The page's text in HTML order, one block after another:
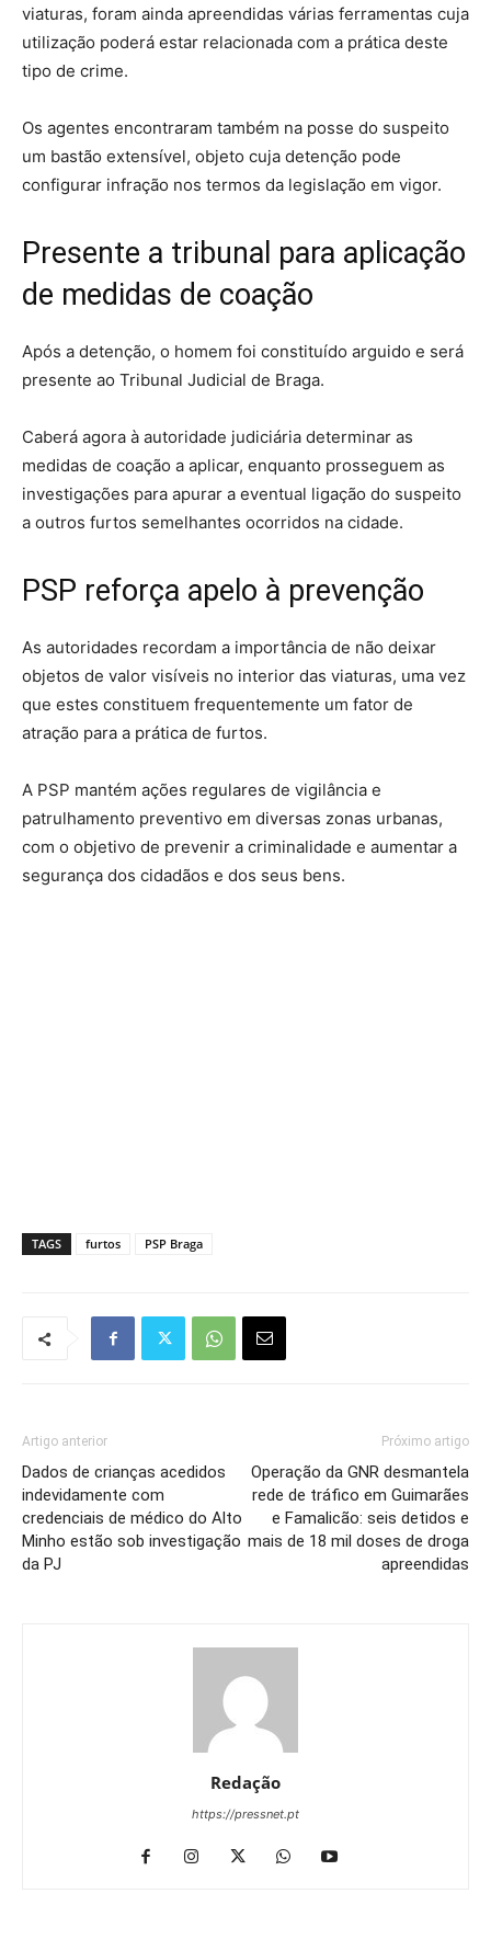
viaturas, foram ainda apreendidas várias ferramentas cuja
utilização poderá estar relacionada com a prática deste
tipo de crime.
Os agentes encontraram também na posse do suspeito
um bastão extensível, objeto cuja detenção pode
configurar infração nos termos da legislação em vigor.
Presente a tribunal para aplicação
de medidas de coação
Após a detenção, o homem foi constituído arguido e será
presente ao Tribunal Judicial de Braga.
Caberá agora à autoridade judiciária determinar as
medidas de coação a aplicar, enquanto prosseguem as
investigações para apurar a eventual ligação do suspeito
a outros furtos semelhantes ocorridos na cidade.
PSP reforça apelo à prevenção
As autoridades recordam a importância de não deixar
objetos de valor visíveis no interior das viaturas, uma vez
que estes constituem frequentemente um fator de
atração para a prática de furtos.
A PSP mantém ações regulares de vigilância e
patrulhamento preventivo em diversas zonas urbanas,
com o objetivo de prevenir a criminalidade e aumentar a
segurança dos cidadãos e dos seus bens.
TAGS furtos PSP Braga
Artigo anterior
Dados de crianças acedidos
indevidamente com
credenciais de médico do Alto
Minho estão sob investigação
da PJ
Próximo artigo
Operação da GNR desmantela
rede de tráfico em Guimarães
e Famalicão: seis detidos e
mais de 18 mil doses de droga
apreendidas
Redação
https://pressnet.pt